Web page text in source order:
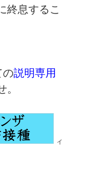
終息するこ
の説明専用
イ